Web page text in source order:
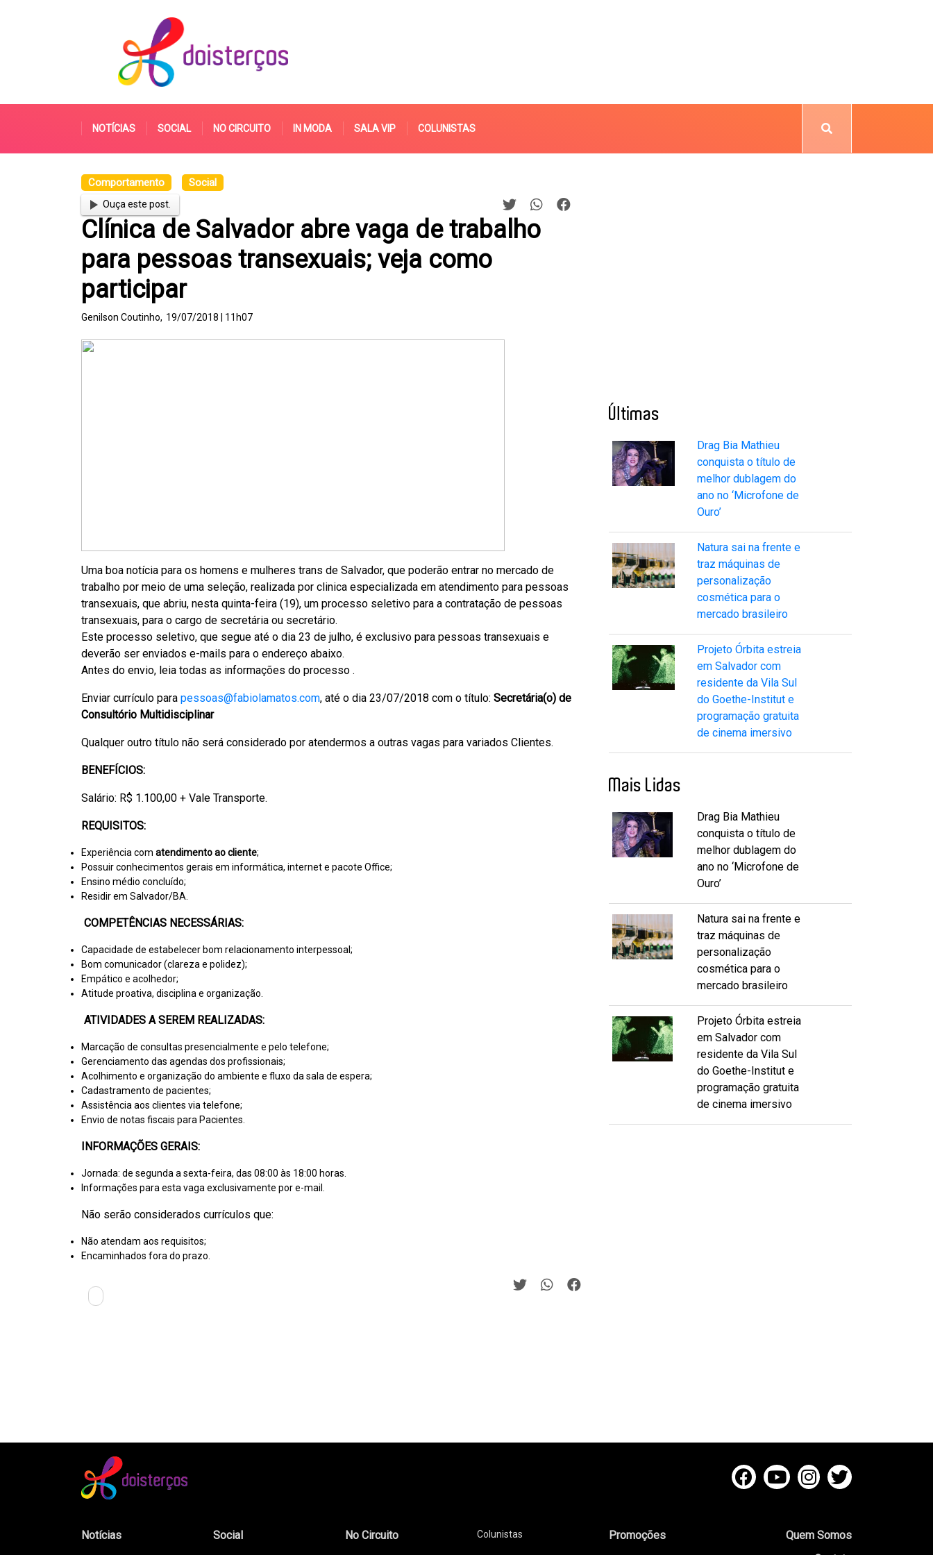
NOTÍCIAS SOCIAL NO CIRCUITO IN MODA SALA VIP COLUNISTAS
Comportamento Social
Ouça este post.
Clínica de Salvador abre vaga de trabalho
para pessoas transexuais; veja como
participar
Genilson Coutinho, 19/07/2018 | 11h07
Uma boa notícia para os homens e mulheres trans de Salvador, que poderão entrar no mercado de
trabalho por meio de uma seleção, realizada por clinica especializada em atendimento para pessoas
transexuais, que abriu, nesta quinta-feira (19), um processo seletivo para a contratação de pessoas
transexuais, para o cargo de secretária ou secretário.
Este processo seletivo, que segue até o dia 23 de julho, é exclusivo para pessoas transexuais e
deverão ser enviados e-mails para o endereço abaixo.
Antes do envio, leia todas as informações do processo .
Enviar currículo para pessoas@fabiolamatos.com, até o dia 23/07/2018 com o título: Secretária(o) de
Consultório Multidisciplinar
Qualquer outro título não será considerado por atendermos a outras vagas para variados Clientes.
BENEFÍCIOS:
Salário: R$ 1.100,00 + Vale Transporte.
REQUISITOS:
Experiência com atendimento ao cliente;
Possuir conhecimentos gerais em informática, internet e pacote Office;
Ensino médio concluído;
Residir em Salvador/BA.
COMPETÊNCIAS NECESSÁRIAS:
Capacidade de estabelecer bom relacionamento interpessoal;
Bom comunicador (clareza e polidez);
Empático e acolhedor;
Atitude proativa, disciplina e organização.
ATIVIDADES A SEREM REALIZADAS:
Marcação de consultas presencialmente e pelo telefone;
Gerenciamento das agendas dos profissionais;
Acolhimento e organização do ambiente e fluxo da sala de espera;
Cadastramento de pacientes;
Assistência aos clientes via telefone;
Envio de notas fiscais para Pacientes.
INFORMAÇÕES GERAIS:
Jornada: de segunda a sexta-feira, das 08:00 às 18:00 horas.
Informações para esta vaga exclusivamente por e-mail.
Não serão considerados currículos que:
Não atendam aos requisitos;
Encaminhados fora do prazo.
Últimas
Drag Bia Mathieu
conquista o título de
melhor dublagem do
ano no ‘Microfone de
Ouro’
Natura sai na frente e
traz máquinas de
personalização
cosmética para o
mercado brasileiro
Projeto Órbita estreia
em Salvador com
residente da Vila Sul
do Goethe-Institut e
programação gratuita
de cinema imersivo
Mais Lidas
Drag Bia Mathieu
conquista o título de
melhor dublagem do
ano no ‘Microfone de
Ouro’
Natura sai na frente e
traz máquinas de
personalização
cosmética para o
mercado brasileiro
Projeto Órbita estreia
em Salvador com
residente da Vila Sul
do Goethe-Institut e
programação gratuita
de cinema imersivo
Notícias Social No Circuito Colunistas Promoções
Quem Somos